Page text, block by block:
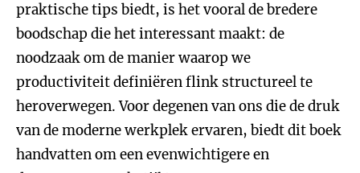
praktische tips biedt, is het vooral de bredere
boodschap die het interessant maakt: de
noodzaak om de manier waarop we
productiviteit definiëren flink structureel te
heroverwegen. Voor degenen van ons die de druk
van de moderne werkplek ervaren, biedt dit boek
handvatten om een evenwichtigere en